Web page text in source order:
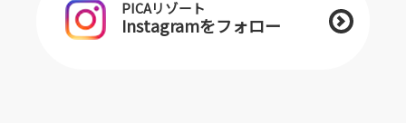
PICAリゾート
Instagramをフォロー